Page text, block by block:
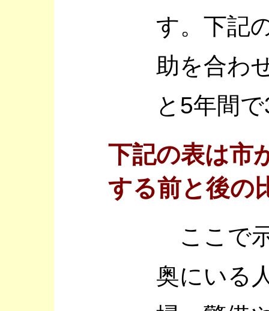
す。下記
助を合わ
と5年間
下記の表は市
する前と後の
ここで
奥にいる